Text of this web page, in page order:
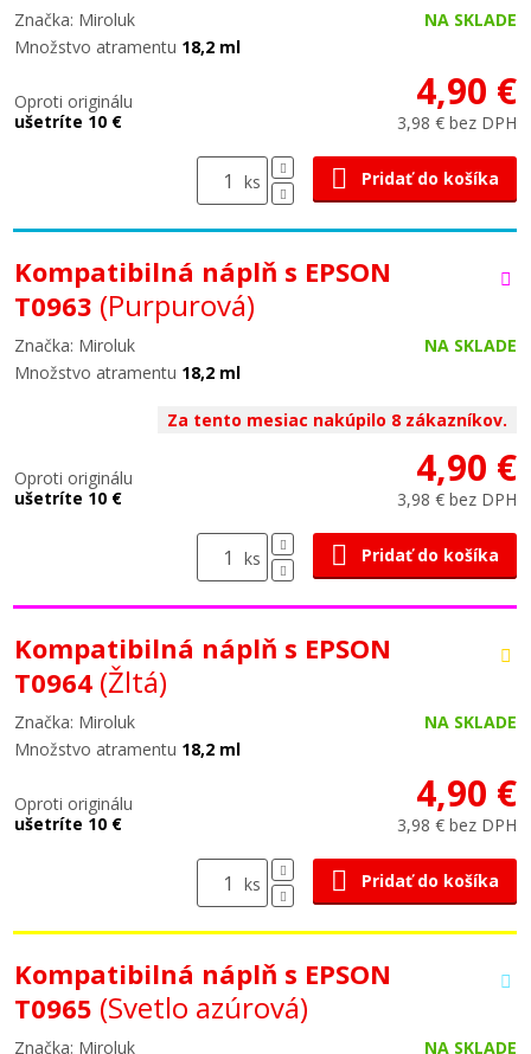
Značka: Miroluk
NA SKLADE
Množstvo atramentu 18,2 ml
Oproti originálu
ušetríte 10 €
4,90 €
3,98 € bez DPH
ks Pridať do košíka
Kompatibilná náplň s EPSON
T0963 (Purpurová)
Značka: Miroluk
NA SKLADE
Množstvo atramentu 18,2 ml
Za tento mesiac nakúpilo 8 zákazníkov.
Oproti originálu
ušetríte 10 €
4,90 €
3,98 € bez DPH
ks Pridať do košíka
Kompatibilná náplň s EPSON
T0964 (Žltá)
Značka: Miroluk
NA SKLADE
Množstvo atramentu 18,2 ml
Oproti originálu
ušetríte 10 €
4,90 €
3,98 € bez DPH
ks Pridať do košíka
Kompatibilná náplň s EPSON
T0965 (Svetlo azúrová)
Značka: Miroluk
NA SKLADE